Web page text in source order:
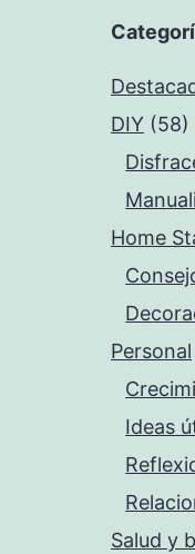
DIY (58)
Home
Personal
Ideas
Salud y